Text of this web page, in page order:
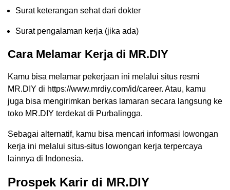
Surat keterangan sehat dari dokter
Surat pengalaman kerja (jika ada)
Cara Melamar Kerja di MR.DIY
Kamu bisa melamar pekerjaan ini melalui situs resmi
MR.DIY di https://www.mrdiy.com/id/career. Atau, kamu
juga bisa mengirimkan berkas lamaran secara langsung ke
toko MR.DIY terdekat di Purbalingga.
Sebagai alternatif, kamu bisa mencari informasi lowongan
kerja ini melalui situs-situs lowongan kerja terpercaya
lainnya di Indonesia.
Prospek Karir di MR.DIY